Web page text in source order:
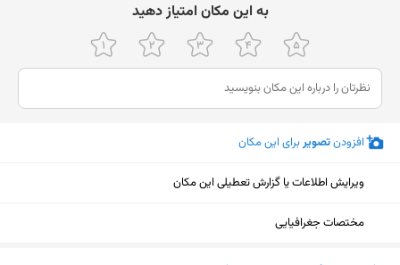
۱۱ تا ۱۶ - ۱۷ تا ۲۴
پنجشنبه
۱۱ تا ۱۶ - ۱۷ تا ۲۴
جمعه
۱۱ تا ۱۶ - ۱۷ تا ۲۴
شنبه
یکشنبه
ﺑﻪ اﯾﻦ ﻣﮑﺎن اﻣﺘﯿﺎز دﻫﯿﺪ
افزودنتصویربرای این مکان
ویرایش اطلاعات یا گزارش تعطیلی این مکان
مختصات جغرافیایی